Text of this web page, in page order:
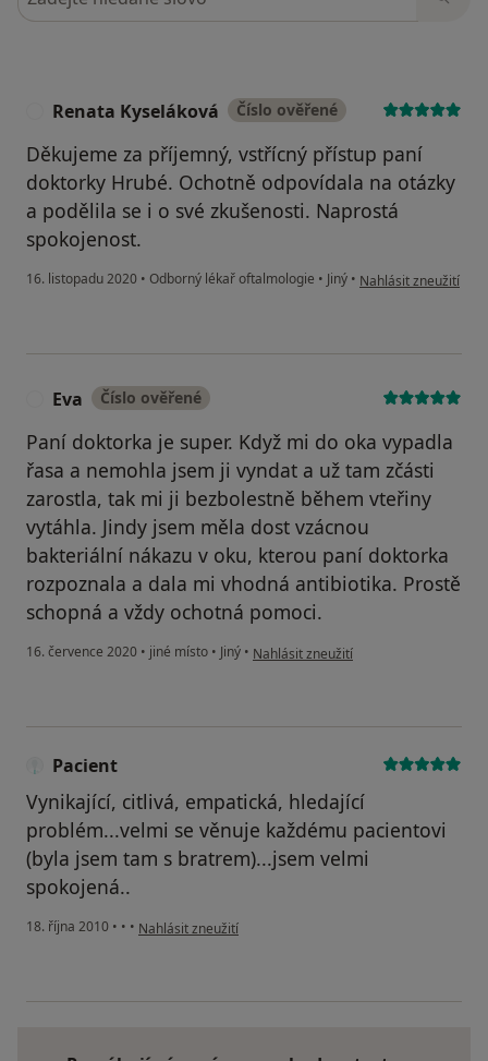
Renata Kyseláková Číslo ověřené
Děkujeme za příjemný, vstřícný přístup paní
doktorky Hrubé. Ochotně odpovídala na otázky
a podělila se i o své zkušenosti. Naprostá
spokojenost.
16. listopadu 2020 • Odborný lékař oftalmologie • Jiný • podle názoru
Nahlásit zneužití
Eva Číslo ověřené
Paní doktorka je super. Když mi do oka vypadla
řasa a nemohla jsem ji vyndat a už tam zčásti
zarostla, tak mi ji bezbolestně během vteřiny
vytáhla. Jindy jsem měla dost vzácnou
bakteriální nákazu v oku, kterou paní doktorka
rozpoznala a dala mi vhodná antibiotika. Prostě
schopná a vždy ochotná pomoci.
16. července 2020 • jiné místo • Jiný • podle názoru uživatele Eva
Nahlásit zneužití
Pacient
Vynikající, citlivá, empatická, hledající
problém...velmi se věnuje každému pacientovi
(byla jsem tam s bratrem)...jsem velmi
spokojená..
18. října 2010 • • • podle názoru uživatele Pacient
Nahlásit zneužití